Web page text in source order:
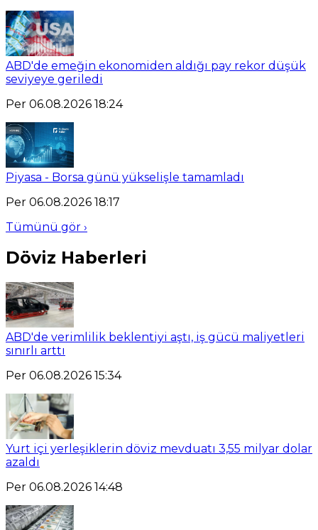
ABD'de emeğin ekonomiden aldığı pay rekor düşük
seviyeye geriledi
Per 06.08.2026 18:24
Piyasa - Borsa günü yükselişle tamamladı
Per 06.08.2026 18:17
Tümünü gör ›
Döviz Haberleri
ABD'de verimlilik beklentiyi aştı, iş gücü maliyetleri
sınırlı arttı
Per 06.08.2026 15:34
Yurt içi yerleşiklerin döviz mevduatı 3,55 milyar dolar
azaldı
Per 06.08.2026 14:48